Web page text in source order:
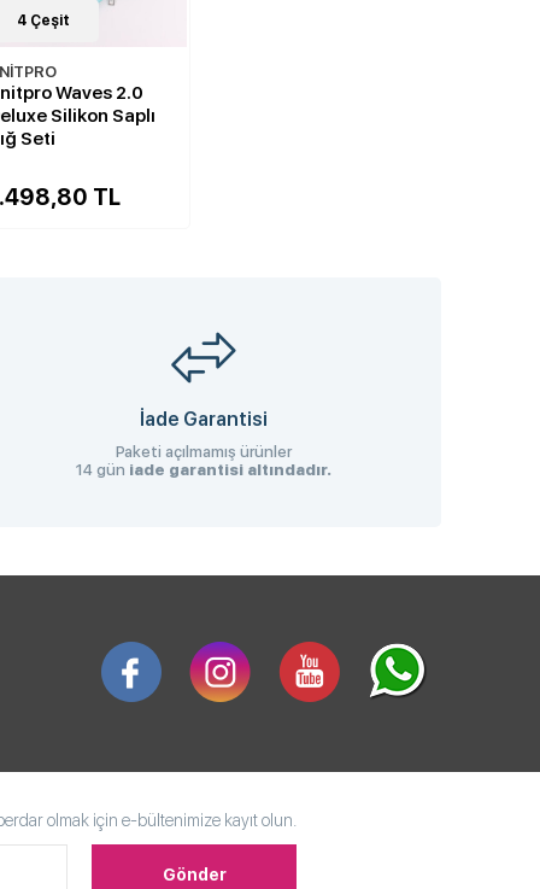
4 Çeşit
Waves 2.0
Silikon Saplı
Seti
TL
İade Garantisi
Paketi açılmamış ürünler
14 gün iade garantisi altındadır.
olmak için e-bültenimize kayıt olun.